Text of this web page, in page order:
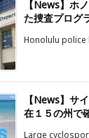
【News】ホ
た捜査プログ
Honolulu police
【News】サ
在１５の州で
Large